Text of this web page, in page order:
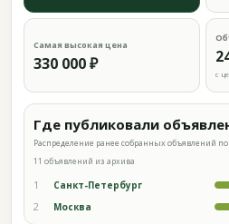
Самая высокая цена
330 000 ₽
с
Где публиковали
Распределение ранее собранных объявлений
11 объявлений из архива
1 Санкт-Петербург
2 Москва